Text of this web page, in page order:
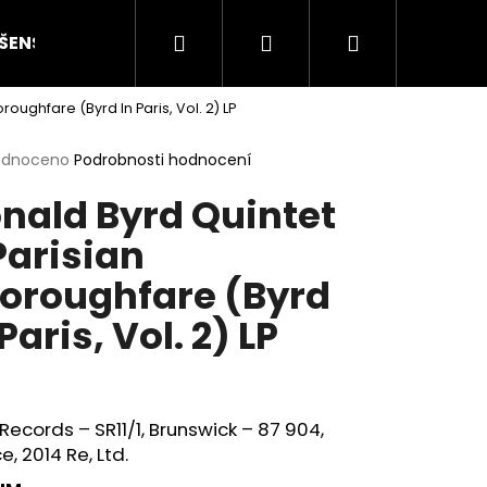
HODNOCENÍ STAVU O NÁS
Hledat PřihlášeníNákupní
(Byrd In Paris, Vol. 2) LP
Podrobnosti hodnocení
Byrd Quintet
(Byrd
Vol. 2) LP
– SR11/1, Brunswick – 87 904,
2014 Re, Ltd.
Následující